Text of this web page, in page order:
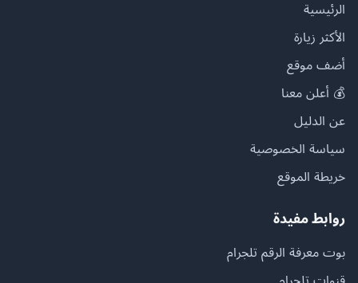
الرئيسية
الأكثر زيارة
أضف موقع
💰 أعلن معنا
عن الدليل
سياسة الخصوصية
خريطة الموقع
روابط مفيدة
بوت معرفة الرقم تلجرام